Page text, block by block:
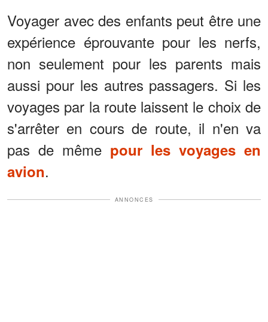
Voyager avec des enfants peut être une
expérience éprouvante pour les nerfs,
non seulement pour les parents mais
aussi pour les autres passagers. Si les
voyages par la route laissent le choix de
s'arrêter en cours de route, il n'en va
pas de même pour les voyages en
avion.
ANNONCES